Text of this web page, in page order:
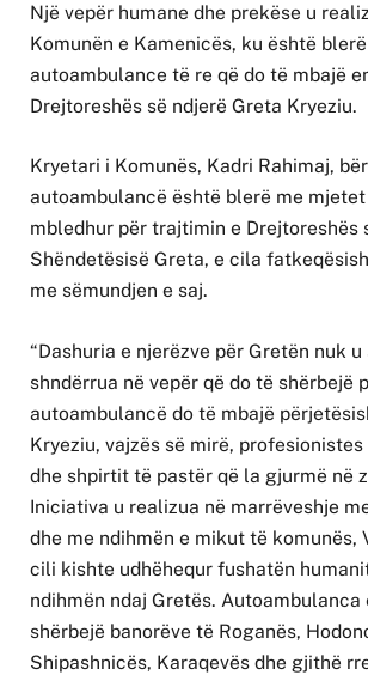
Një vepër humane dhe prekëse u
Komunën e Kamenicës, ku është
autoambulance të re që do të mbajë
Drejtoreshës së ndjerë Greta Kryeziu.
Kryetari i Komunës, Kadri Rahimaj,
autoambulancë është blerë me mjetet
mbledhur për trajtimin e Drejtoreshës
Shëndetësisë Greta, e cila
me sëmundjen e saj.
“Dashuria e njerëzve për Gretën nuk u
shndërrua në vepër që do të shërbejë
autoambulancë do të mbajë
Kryeziu, vajzës së mirë,
dhe shpirtit të pastër që la gjurmë në
Iniciativa u realizua në marrëveshje
dhe me ndihmën e mikut të komunës,
cili kishte udhëhequr fushatën
ndihmën ndaj Gretës. Autoambulanca
shërbejë banorëve të Roganës,
Shipashnicës, Karaqevës dhe gjithë